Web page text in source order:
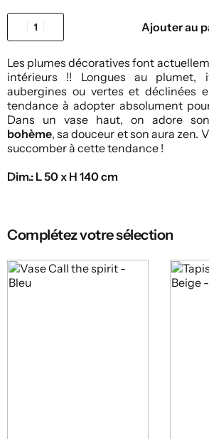
Ajouter au
Les plumes décoratives font
intérieurs !! Longues au plumet,
aubergines ou vertes et déclinées
tendance à adopter absolument
Dans un vase haut, on adore
bohème, sa douceur et son aura zen.
succomber à cette tendance !
Dim.: L 50 x H 140 cm
Complétez votre sélection